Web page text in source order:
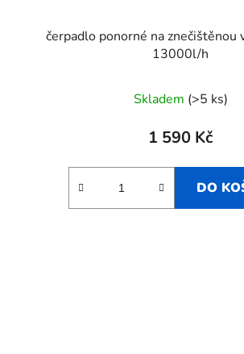
čerpadlo ponorné na znečištěnou
13000l/h
Skladem (>5 ks)
1 590 Kč
DO